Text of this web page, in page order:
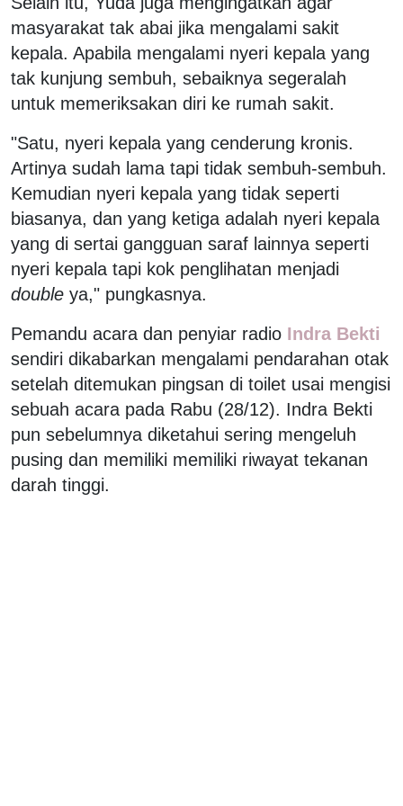
masyarakat tak abai jika mengalami sakit
kepala. Apabila mengalami nyeri kepala yang
tak kunjung sembuh, sebaiknya segeralah
untuk memeriksakan diri ke rumah sakit.
"Satu, nyeri kepala yang cenderung kronis.
Artinya sudah lama tapi tidak sembuh-sembuh.
Kemudian nyeri kepala yang tidak seperti
biasanya, dan yang ketiga adalah nyeri kepala
yang di sertai gangguan saraf lainnya seperti
nyeri kepala tapi kok penglihatan menjadi
double ya," pungkasnya.
Pemandu acara dan penyiar radio Indra Bekti
sendiri dikabarkan mengalami pendarahan otak
setelah ditemukan pingsan di toilet usai mengisi
sebuah acara pada Rabu (28/12). Indra Bekti
pun sebelumnya diketahui sering mengeluh
pusing dan memiliki memiliki riwayat tekanan
darah tinggi.